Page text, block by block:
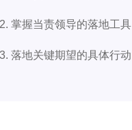
2. 掌握当责领导的落地工具
3. 落地关键期望的具体行动